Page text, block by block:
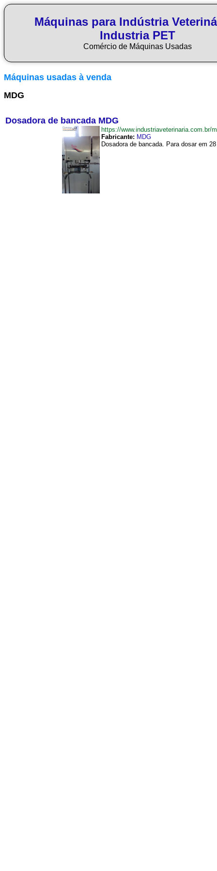
Máquinas para Indústria
Industria PET
Comércio de Máquinas Usadas
Máquinas usadas à venda
MDG
Dosadora de bancada MDG
https://www.industriaveterinaria.com.br/
Fabricante: MDG
Dosadora de bancada. Para dosar em